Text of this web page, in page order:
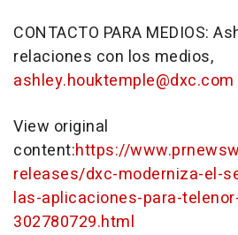
CONTACTO PARA MEDIOS:
relaciones con los medios,
ashley.houktemple@dxc.com
View original
content:https://
releases/dxc-moderniza-el-
las-aplicaciones-para-
302780729.html